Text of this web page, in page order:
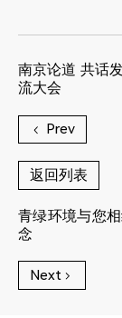
南京论道 共话
流大会
Prev
返回列表
青绿环境与您
念
Next